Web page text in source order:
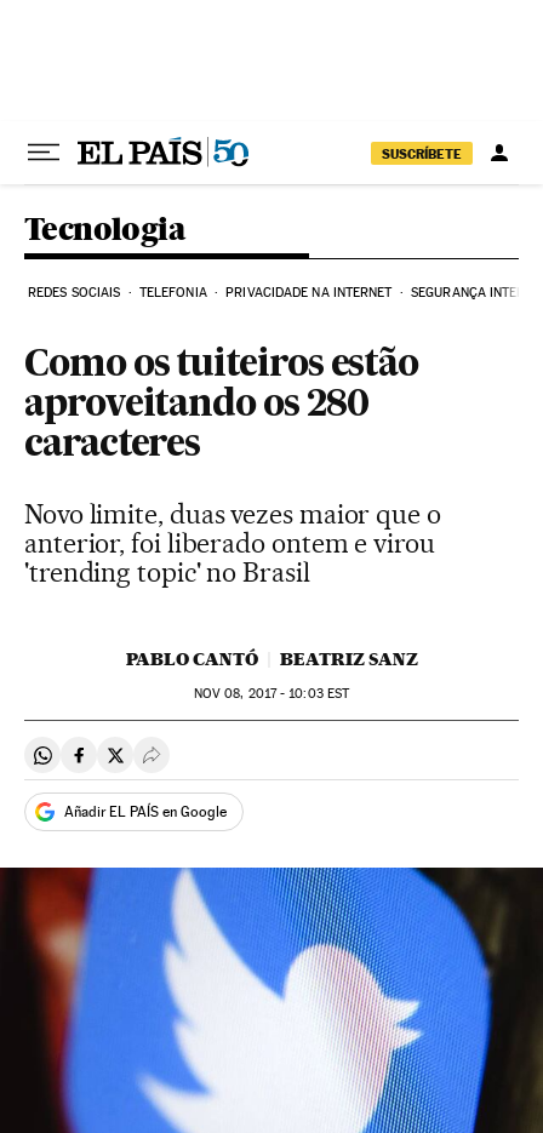
SUSCRÍBETE
Tecnologia
REDES SOCIAIS TELEFONIA PRIVACIDADE NA INTERNET SEGURANÇA
Como os tuiteiros estão
aproveitando os 280
caracteres
Novo limite, duas vezes maior que o
anterior, foi liberado ontem e virou
'trending topic' no Brasil
PABLO CANTÓ BEATRIZ SANZ
NOV 08, 2017 - 10:03EST
Compartir en Whatsapp
Compartir en Facebook
Compartir en Twitter
Desplegar Redes Sociales
Añadir EL PAÍS en Google